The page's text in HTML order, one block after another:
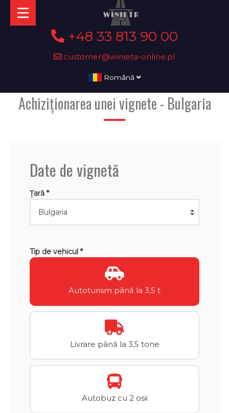
+48 33 813 90 00
customer@winieta-online.pl
Română
Achiziționarea unei vignete - Bulgaria
Date de vignetă
Țară *
Tip de vehicul *
Autoturism până la 3,5 t
Livrare până la 3,5 tone
Autobuz cu 2 osii